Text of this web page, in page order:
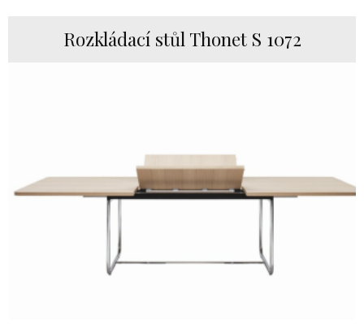
Rozkládací stůl Thonet S 1072